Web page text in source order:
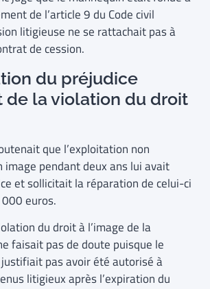
de l’article 9 du Code civil
litigieuse ne se rattachait pas à
de cession.
du préjudice
de la violation du droit
que l’exploitation non
image pendant deux ans lui avait
et sollicitait la réparation de celui-ci
euros.
du droit à l’image de la
faisait pas de doute puisque le
pas avoir été autorisé à
litigieux après l’expiration du